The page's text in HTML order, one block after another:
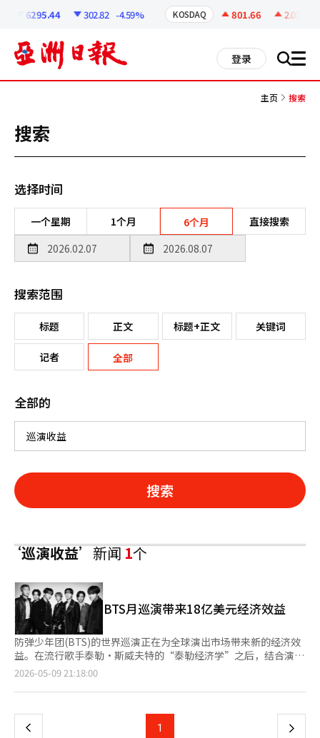
6295.44 302.82 -4.59% KOSDAQ 801.66 2.07
登录 搜 all
主页 搜索
搜索
选择时间
一个星期 1个月 6个月 直接搜索
搜索范围
标题 正文 标题+正文 关键词
记者 全部
全部的
搜索
‘巡演收益’新闻1个
BTS月巡演带来18亿美元经济效益
防弹少年团(BTS)的世界巡演正在为全球演出市场带来新的经济效
益。在流行歌手泰勒·斯威夫特的“泰勒经济学”之后，结合演出
与旅游住宿交通消费的“BTS经济学”正在逐步显现。 HYBE于9
郎”。此次巡演是BTS在全面活动恢复后进行的大型全球巡演，涵
世界巡演的总收益将达到约18亿美元，折合韩元约为2万7000亿。
2026-05-09 21:18:00
上
页
1 下